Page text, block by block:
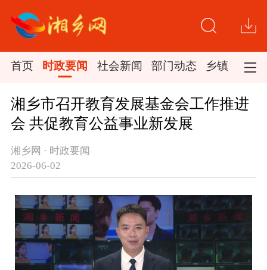
首页 时政要闻 社会新闻 部门动态 乡镇新闻
湘乡市召开教育发展基金会工作推进
会 共促教育公益事业新发展
湘乡网 · 时政要闻
2026-06-02